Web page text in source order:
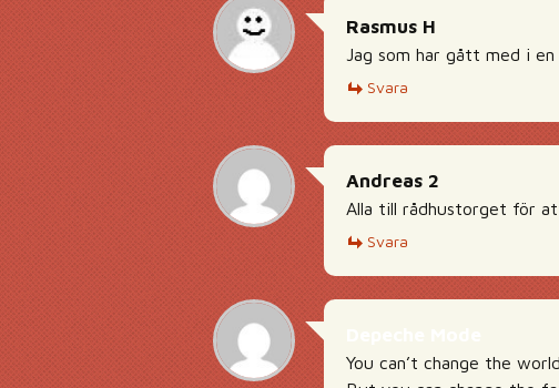
Rasmus H
Jag som har gått med i
Svara
Andreas 2
Alla till rådhustorget för
Svara
You can’t change the world